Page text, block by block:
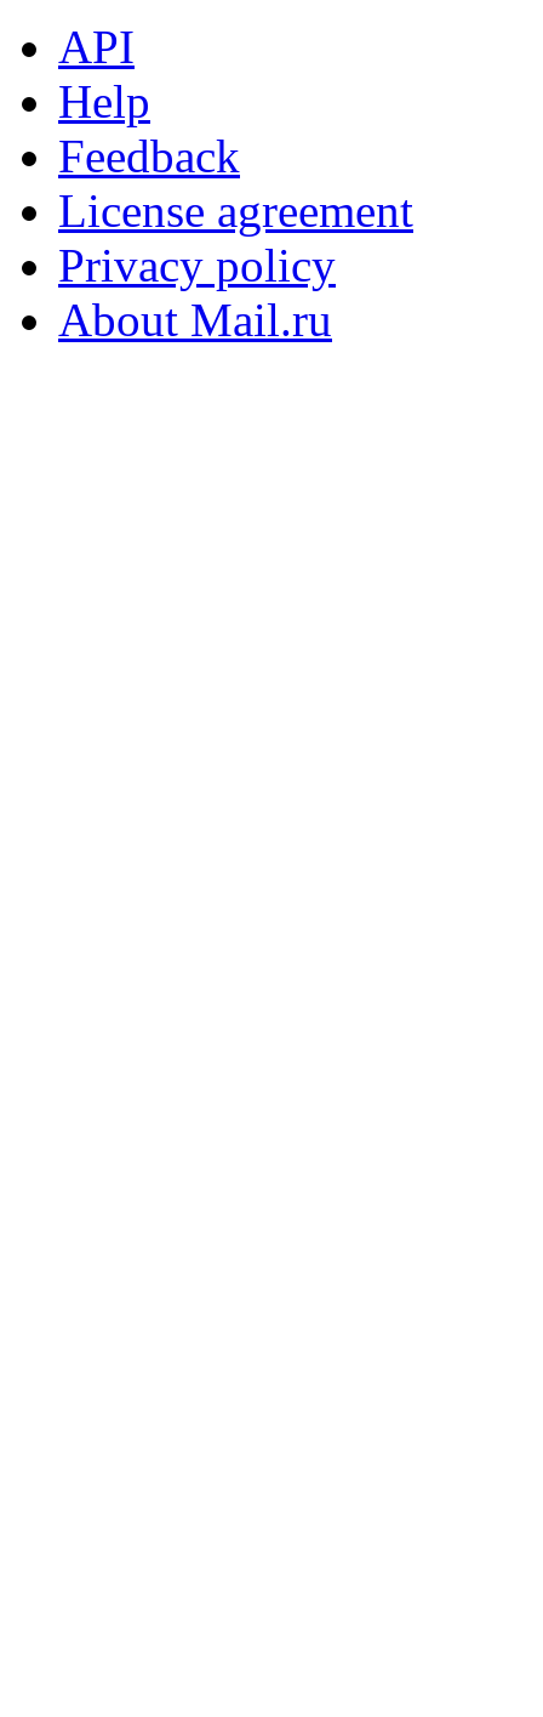
API
Help
Feedback
License agreement
Privacy policy
About Mail.ru